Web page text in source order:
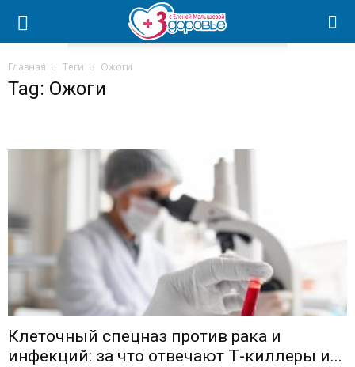
Главная Теги Ожоги
Tag: Ожоги
Клеточный спецназ против рака и
инфекций: за что отвечают Т-киллеры и...